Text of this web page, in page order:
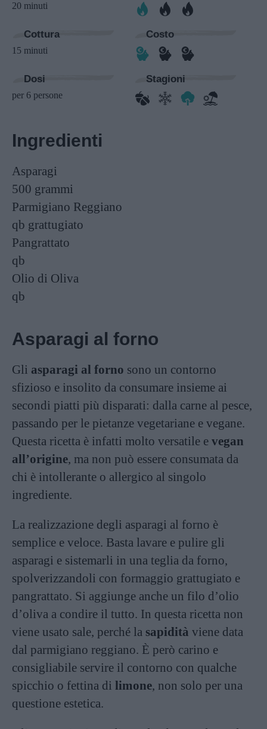
20 minuti
Cottura
15 minuti
Costo
Dosi
per 6 persone
Stagioni
Ingredienti
Asparagi
500 grammi
Parmigiano Reggiano
qb grattugiato
Pangrattato
qb
Olio di Oliva
qb
Asparagi al forno
Gli asparagi al forno sono un contorno
sfizioso e insolito da consumare insieme ai
secondi piatti più disparati: dalla carne al pesce,
passando per le pietanze vegetariane e vegane.
Questa ricetta è infatti molto versatile e vegan
all’origine, ma non può essere consumata da
chi è intollerante o allergico al singolo
ingrediente.
La realizzazione degli asparagi al forno è
semplice e veloce. Basta lavare e pulire gli
asparagi e sistemarli in una teglia da forno,
spolverizzandoli con formaggio grattugiato e
pangrattato. Si aggiunge anche un filo d’olio
d’oliva a condire il tutto. In questa ricetta non
viene usato sale, perché la sapidità viene data
dal parmigiano reggiano. È però carino e
consigliabile servire il contorno con qualche
spicchio o fettina di limone, non solo per una
questione estetica.